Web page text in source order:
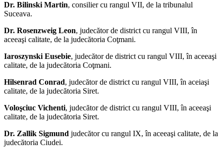
Dr. Bilinski Martin, consilier cu rangul VII, de la tribunalul
Suceava.
Dr. Rosenzweig Leon, judecător de district cu rangul VIII, în
aceeaşi calitate, de la judecătoria Coţmani.
Iaroszynski Eusebie, judecător de district cu rangul VIII, în aceeaşi
calitate, de la judecătoria Coţmani.
Hilsenrad Conrad, judecător de district cu rangul VIII, în aceiaşi
calitate, de la judecătoria Siret.
Voloşciuc Vichenti, judecător de district cu rangul VIII, în aceeaşi
calitate, de la judecătoria Siret.
Dr. Zallik Sigmund judecător cu rangul IX, în aceeaşi calitate, de la
judecătoria Ciudei.